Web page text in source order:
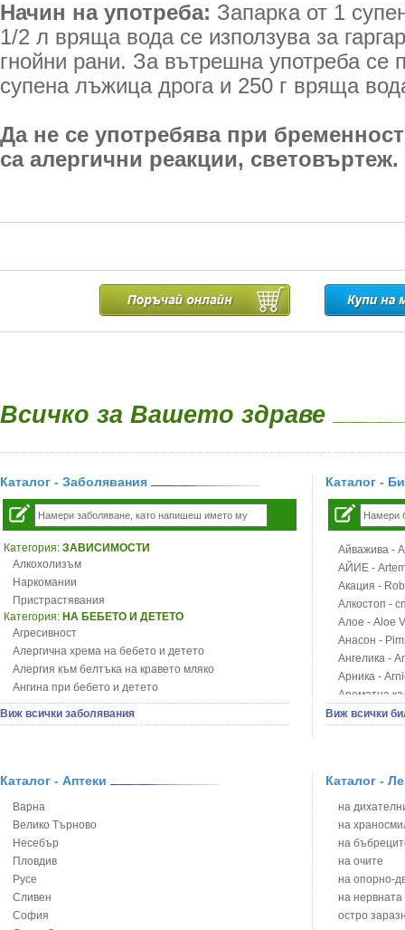
Начин на употреба: Запарка от 1
1/2 л вряща вода се използува за
гнойни рани. За вътрешна употреба се
супена лъжица дрога и 250 г вряща
Да не се употребява при
са алергични реакции, световъртеж.
Всичко за Вашето здраве
Каталог - Заболявания
Категория: ЗАВИСИМОСТИ
Алкохолизъм
Наркомании
Пристрастявания
Категория: НА БЕБЕТО И ДЕТЕТО
Агресивност
Алергична хрема на бебето и детето
Алергия към белтъка на кравето мляко
Ангина при бебето и детето
Анемия при бебето и детето
Апетит - пълни деца
Бронхиална астма при бебето и детето
Варицела
Висока температура на бебето и детето
Възпаление на ушите на бебето и детето
Глисти
Грижа за пъпа на новороденото
Грип при бебето и детето
Гърч
Виж всички заболявания
Каталог -
Айважива -
АЙИЕ -
Акация -
Алкостоп -
Алое - Aloe
Анасон -
Ангелика -
Арника -
Ароматна
Арония -
Блатен
Блян
Бобови
Божур -
Борови
Босилек -
Брей -
Брош -
Виж всички
Каталог - Аптеки
Варна
Велико Търново
Несебър
Пловдив
Русе
Сливен
София
Каталог -
на
на
на
на очите
на опорно-
на нервната
остро